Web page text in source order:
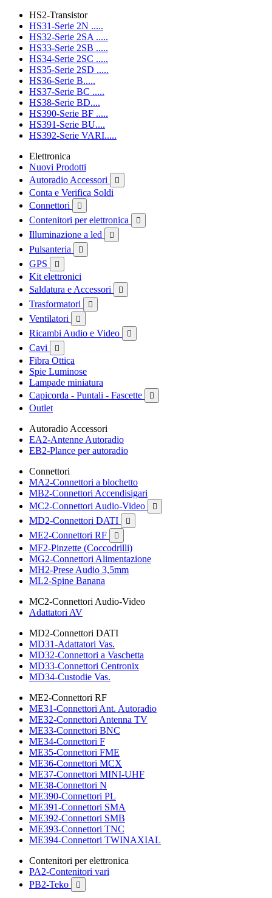
HS2-Transistor
HS31-Serie 2N .....
HS32-Serie 2SA .....
HS33-Serie 2SB .....
HS34-Serie 2SC .....
HS35-Serie 2SD .....
HS36-Serie B.....
HS37-Serie BC .....
HS38-Serie BD....
HS390-Serie BF .....
HS391-Serie BU....
HS392-Serie VARI.....
Elettronica
Nuovi Prodotti
Autoradio Accessori

Conta e Verifica Soldi
Connettori

Contenitori per elettronica 
Illuminazione a led 
Pulsanteria 
GPS 
Kit elettronici
Saldatura e Accessori

Trasformatori 
Ventilatori 
Ricambi Audio e Video 
Cavi 
Fibra Ottica
Spie Luminose
Lampade miniatura
Capicorda - Puntali - Fascette

Outlet
Autoradio Accessori
EA2-Antenne Autoradio
EB2-Plance per autoradio
Connettori
MA2-Connettori a blochetto
MB2-Connettori Accendisigari
MC2-Connettori Audio-Video

MD2-Connettori DATI 
ME2-Connettori RF 
MF2-Pinzette (Coccodrilli)
MG2-Connettori Alimentazione
MH2-Prese Audio 3,5mm
ML2-Spine Banana
MC2-Connettori Audio-Video
Adattatori AV
MD2-Connettori DATI
MD31-Adattatori Vas.
MD32-Connettori a Vaschetta
MD33-Connettori Centronix
MD34-Custodie Vas.
ME2-Connettori RF
ME31-Connettori Ant. Autoradio
ME32-Connettori Antenna TV
ME33-Connettori BNC
ME34-Connettori F
ME35-Connettori FME
ME36-Connettori MCX
ME37-Connettori MINI-UHF
ME38-Connettori N
ME390-Connettori PL
ME391-Connettori SMA
ME392-Connettori SMB
ME393-Connettori TNC
ME394-Connettori TWINAXIAL
Contenitori per elettronica
PA2-Contenitori vari
PB2-Teko
